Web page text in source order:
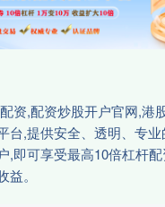
资,配资炒股开户官网,港
台,提供安全、透明、专业
,即可享受最高10倍杠杆
。